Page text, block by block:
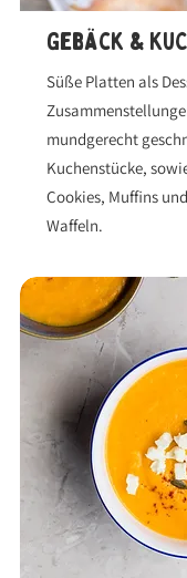
Gebäck &
Süße Platten als
mundgerecht
Kuchenstücke,
Cookies, Muffins
Waffeln.